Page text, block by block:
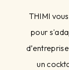
THIMI
pour
un